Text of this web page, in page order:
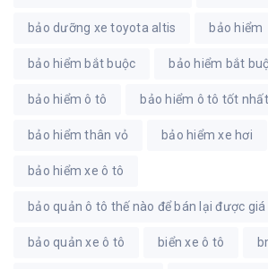
bảo dưỡng xe toyota altis bảo hiểm
bảo hiểm bắt buộc bảo hiểm bắt
bảo hiểm ô tô bảo hiểm ô tô tốt nhất
bảo hiểm thân vỏ bảo hiểm xe hơi
bảo hiểm xe ô tô
bảo quản ô tô thế nào để bán lại được giá
bảo quản xe ô tô biển xe ô tô